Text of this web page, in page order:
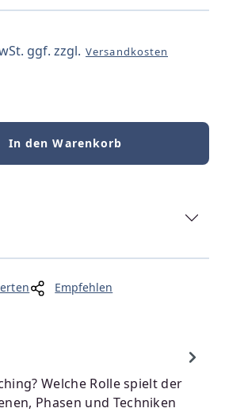
ggf. zzgl. Versandkosten
In den Warenkorb
Empfehlen
Welche Rolle spielt der
Phasen und Techniken